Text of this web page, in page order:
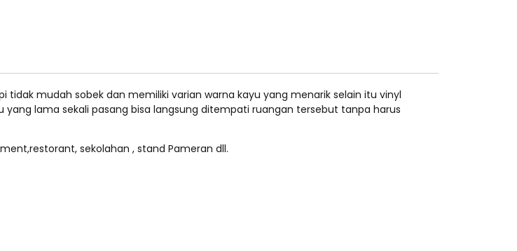
mudah sobek dan memiliki varian warna kayu yang menarik selain itu vinyl
lama sekali pasang bisa langsung ditempati ruangan tersebut tanpa harus
sekolahan , stand Pameran dll.